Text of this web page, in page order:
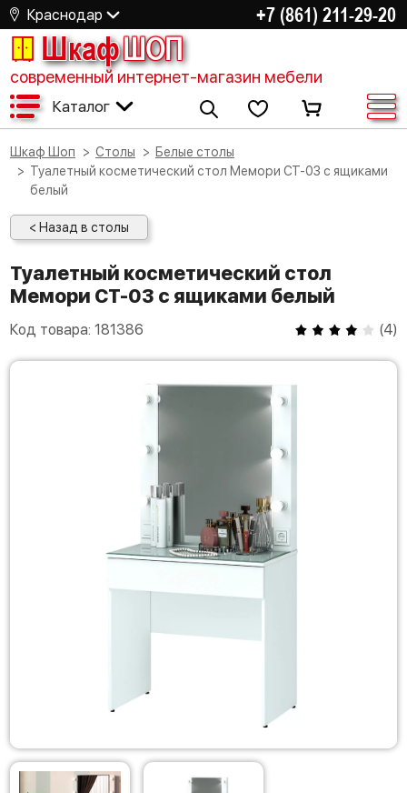
Краснодар +7 (861) 211-29-20
ШкафШОП
современный интернет-магазин мебели
Каталог
Шкаф Шоп Столы
Белые столы
Туалетный косметический стол Мемори СТ-03 с ящиками
белый
< Назад в столы
Туалетный косметический стол
Мемори СТ-03 с ящиками белый
Код товара: 181386 (4)